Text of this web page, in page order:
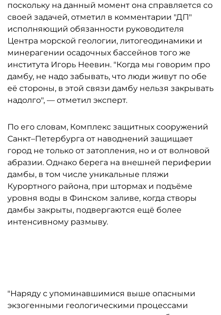
поскольку на данный момент она справляется со
своей задачей, отметил в комментарии "ДП"
исполняющий обязанности руководителя
Центра морской геологии, литогеодинамики и
минерагении осадочных бассейнов того же
института Игорь Неевин. "Когда мы говорим про
дамбу, не надо забывать, что люди живут по обе
её стороны, в этой связи дамбу нельзя закрывать
надолго", — отметил эксперт.
По его словам, Комплекс защитных сооружений
Санкт–Петербурга от наводнений защищает
город не только от затопления, но и от волновой
абразии. Однако берега на внешней периферии
дамбы, в том числе уникальные пляжи
Курортного района, при штормах и подъёме
уровня воды в Финском заливе, когда створы
дамбы закрыты, подвергаются ещё более
интенсивному размыву.
"Наряду с упоминавшимися выше опасными
экзогенными геологическими процессами